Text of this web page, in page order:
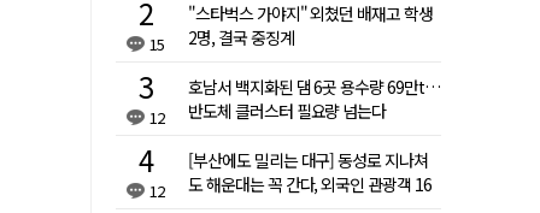
15
"스타벅스 가야지" 외쳤던 배재고 학생
2명, 결국 중징계
12
호남서 백지화된 댐 6곳 용수량 69만t…
반도체 클러스터 필요량 넘는다
12
[부산에도 밀리는 대구] 동성로 지나쳐
도 해운대는 꼭 간다, 외국인 관광객 16